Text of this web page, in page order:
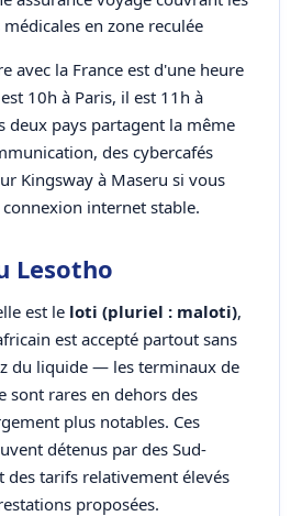
en zone reculée
avec la France est d'une heure
10h à Paris, il est 11h à
deux pays partagent la même
des cybercafés
Kingsway à Maseru si vous
internet stable.
Lesotho
est le loti (pluriel : maloti),
est accepté partout sans
du liquide — les terminaux de
sont rares en dehors des
plus notables. Ces
détenus par des Sud-
des tarifs relativement élevés
proposées.